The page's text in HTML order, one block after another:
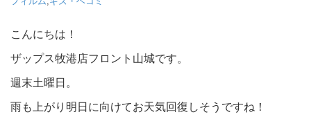
こんにちは！
ザップス牧港店フロント山城です。
週末土曜日。
雨も上がり明日に向けてお天気回復しそうですね！